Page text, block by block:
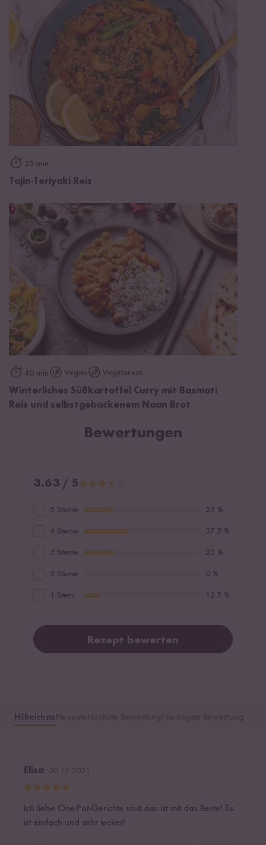
25 min
Tajin-Teriyaki Reis
40 min Vegan Vegetarisch
Winterliches Süßkartoffel Curry mit Basmati
Reis und selbstgebackenem Naan Brot
Bewertungen
3.63 / 5
5 Sterne 25 %
4 Sterne 37.5 %
3 Sterne 25 %
2 Sterne 0 %
1 Stern 12.5 %
Rezept bewerten
Hilfreichste
Elisa
Ich liebe One-Pot-Gerichte und das ist mit das Beste! Es
ist einfach und sehr lecker!